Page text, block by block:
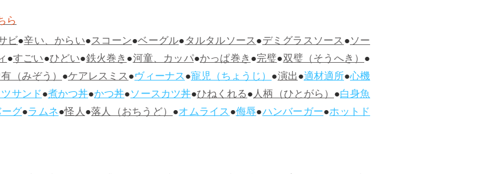
ら
ビ●辛い、からい●スコーン●ベーグル●タルタルソース●デミグラスソース●ソー
●すごい●ひどい●鉄火巻き●河童、カッパ●かっぱ巻き●完璧●双璧（そうへき）●
（みぞう）●ケアレスミス●ヴィーナス●寵児（ちょうじ）●演出●適材適所●心機
サンド●煮かつ丼●かつ丼●ソースカツ丼●ひねくれる●人柄（ひとがら）●白身魚
グ●ラムネ●怪人●落人（おちうど）●オムライス●侮辱●ハンバーガー●ホットド